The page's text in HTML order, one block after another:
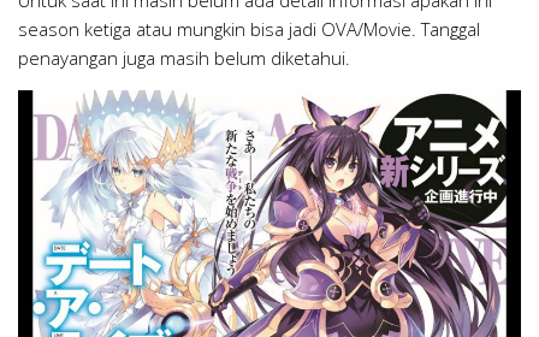
season ketiga atau mungkin bisa jadi OVA/Movie. Tanggal
penayangan juga masih belum diketahui.